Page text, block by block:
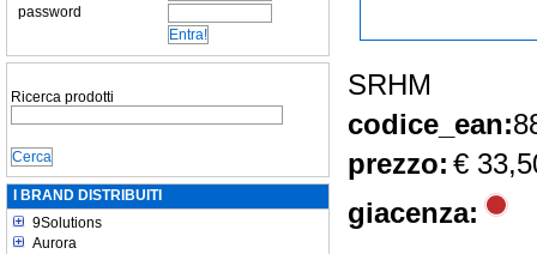
password
Ricerca prodotti
I BRAND DISTRIBUITI
9Solutions
Aurora
SRHM
codice_ean:
prezzo: €
giacenza: